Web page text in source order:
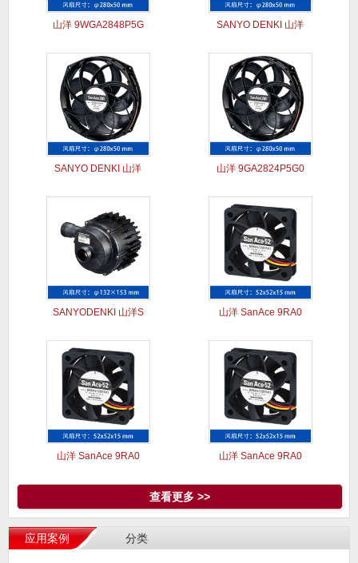
山洋 9WGA2848P5G SANYO DENKI 山洋
SANYO DENKI 山洋 山洋 9GA2824P5G0
SANYODENKI 山洋S 山洋 SanAce 9RA0
山洋 SanAce 9RA0 山洋 SanAce 9RA0
查看更多 >>
应用案例 分类